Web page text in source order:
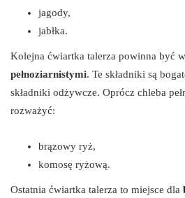
jagody,
jabłka.
Kolejna ćwiartka talerza powinna być
pełnoziarnistymi. Te składniki są
składniki odżywcze. Oprócz chleba
rozważyć:
brązowy ryż,
komosę ryżową.
Ostatnia ćwiartka talerza to miejsce dla